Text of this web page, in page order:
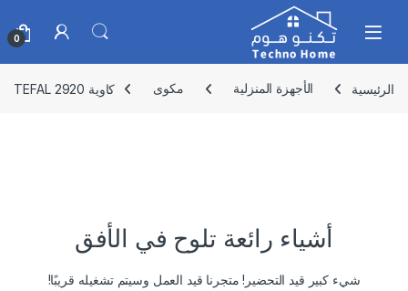
Skip to navigation
Skip to content
0
الرئيسية الأجهزة المنزلية مكوى كاوية 2920 TEFAL
أشياء رائعة تلوح في الأفق
شيء كبير قيد التحضير! متجرنا قيد العمل وسيتم تشغيله قريبًا!